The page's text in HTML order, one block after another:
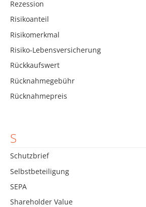
Rezession
Risikoanteil
Risikomerkmal
Risiko-Lebensversicherung
Rückkaufswert
Rücknahmegebühr
Rücknahmepreis
S
Schutzbrief
Selbstbeteiligung
SEPA
Shareholder Value